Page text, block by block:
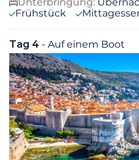
Frühstück
Tag 4 - Auf einem Boot